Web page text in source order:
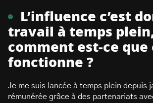
L’influence c’est
travail à temps
comment est-ce que
fonctionne ?
Je me suis lancée à temps plein depuis
rémunérée grâce à des partenariats